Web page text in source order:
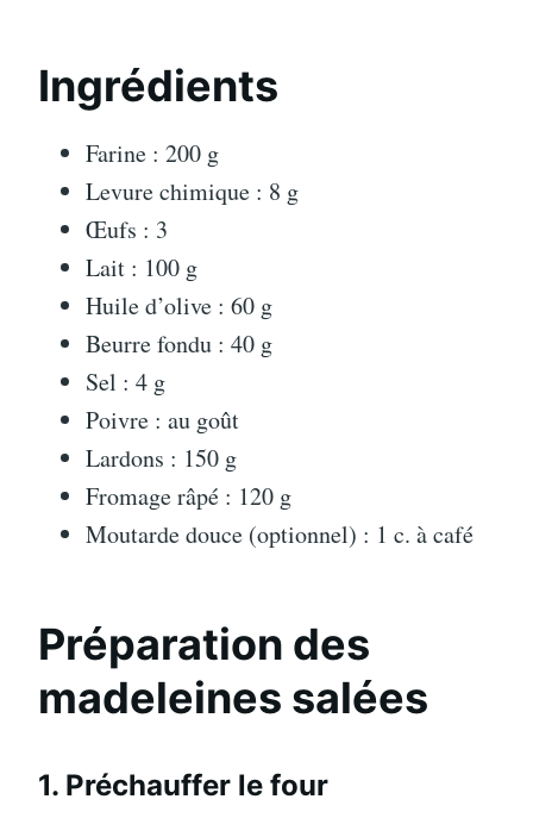
Ingrédients
Farine : 200 g
Levure chimique : 8 g
Œufs : 3
Lait : 100 g
Huile d’olive : 60 g
Beurre fondu : 40 g
Sel : 4 g
Poivre : au goût
Lardons : 150 g
Fromage râpé : 120 g
Moutarde douce (optionnel) : 1 c. à café
Préparation des
madeleines salées
1. Préchauffer le four